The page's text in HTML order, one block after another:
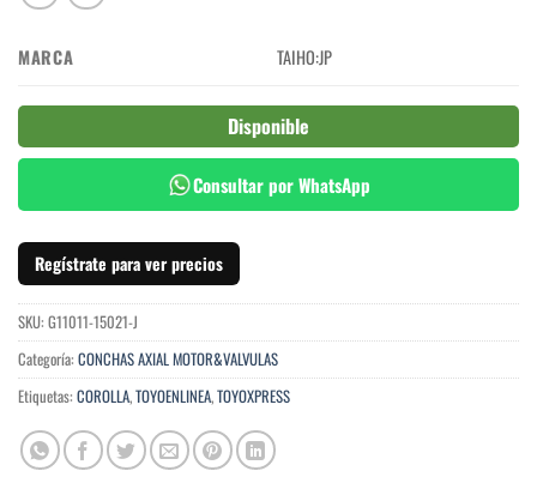
MARCA TAIHO:JP
Disponible
Consultar por WhatsApp
Regístrate para ver precios
SKU: G11011-15021-J
Categoría: CONCHAS AXIAL MOTOR&VALVULAS
Etiquetas: COROLLA,TOYOENLINEA,TOYOXPRESS